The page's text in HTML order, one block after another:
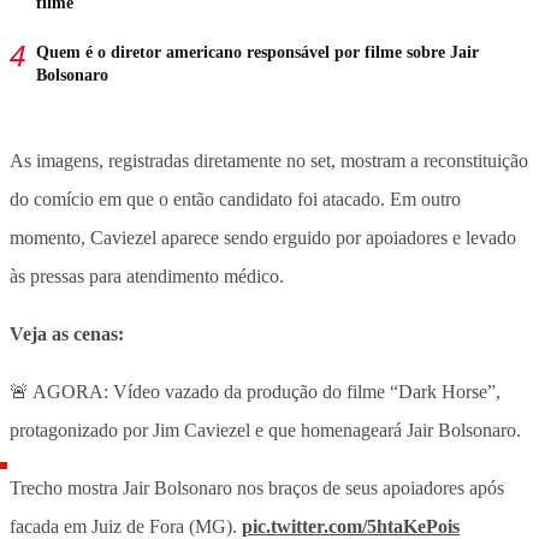
Quem é o diretor americano responsável por filme sobre Jair
Bolsonaro
As imagens, registradas diretamente no set, mostram a reconstituição
do comício em que o então candidato foi atacado. Em outro
momento, Caviezel aparece sendo erguido por apoiadores e levado
às pressas para atendimento médico.
Veja as cenas:
🚨 AGORA: Vídeo vazado da produção do filme “Dark Horse”,
protagonizado por Jim Caviezel e que homenageará Jair Bolsonaro.
Trecho mostra Jair Bolsonaro nos braços de seus apoiadores após
facada em Juiz de Fora (MG). pic.twitter.com/5htaKePois